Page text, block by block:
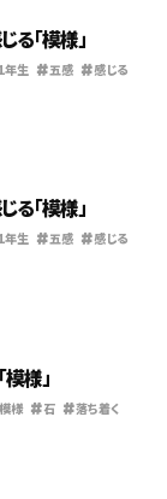
る「模様」
年生 #五感 #感じる
る「模様」
年生 #五感 #感じる
模様」
模様 #石 #落ち着く
組み
メディアについて
合わせ